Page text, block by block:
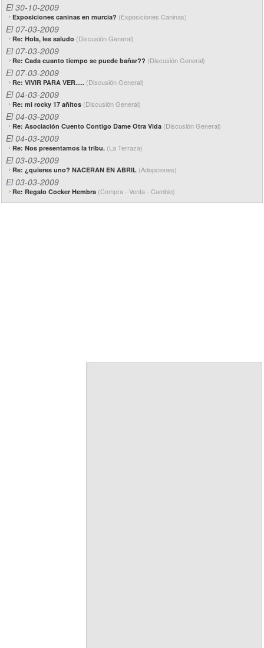
El 30-10-2009
Exposiciones caninas en murcia? (Exposiciones Caninas)
El 07-03-2009
Re: Hola, les saludo (Discusión General)
El 07-03-2009
Re: Cada cuanto tiempo se puede bañar?? (Discusión General)
El 07-03-2009
Re: VIVIR PARA VER..... (Discusión General)
El 04-03-2009
Re: mi rocky 17 añitos (Discusión General)
El 04-03-2009
Re: Asociación Cuento Contigo Dame Otra Vida (Discusión General)
El 04-03-2009
Re: Nos presentamos la tribu. (La Terraza)
El 03-03-2009
Re: ¿quieres uno? NACERAN EN ABRIL (Adopciones)
El 03-03-2009
Re: Regalo Cocker Hembra (Compra - Venta - Cambio)